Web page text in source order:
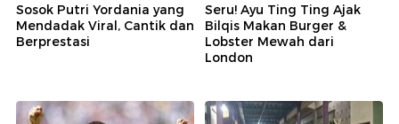
Sosok Putri Yordania yang
Mendadak Viral, Cantik dan
Berprestasi
Seru! Ayu Ting Ting Ajak
Bilqis Makan Burger &
Lobster Mewah dari
London